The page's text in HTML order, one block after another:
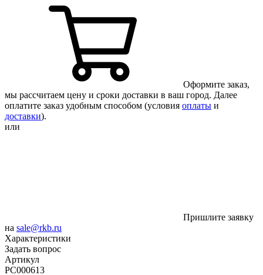
Оформите заказ,
мы рассчитаем цену и сроки доставки в ваш город. Далее
оплатите заказ удобным способом (условия оплаты и
доставки).
или
Пришлите заявку
на sale@rkb.ru
Характеристики
Задать вопрос
Артикул
РС000613